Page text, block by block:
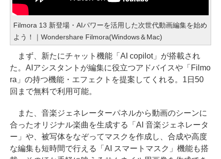
Filmora 13 新登場・AIパワーを活用した次世代動画編集を始め
よう！｜Wondershare Filmora(Windows＆Mac)
まず、新たにチャット機能「AI copilot」が搭載され
た。AIアシスタントが編集に役立つアドバイスや「Filmo
ra」の持つ機能・エフェクトを提案してくれる。1日50
回まで無料で利用可能。
また、音楽ジェネレーターパネルから動画のシーンに
合ったオリジナル楽曲を生成する「AI 音楽ジェネレータ
ー」や、被写体をなぞってマスクを作成し、合成や高度
な編集も短時間で行える「AI スマートマスク」機能も搭